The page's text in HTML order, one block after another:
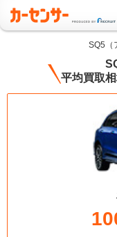
SQ5（
平均買取